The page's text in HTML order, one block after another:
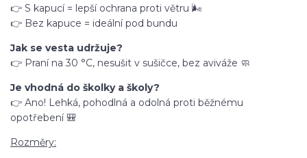
👉 S kapucí = lepší ochrana proti větru 🌬️
👉 Bez kapuce = ideální pod bundu
Jak se vesta udržuje?
👉 Praní na 30 °C, nesušit v sušičce, bez aviváže 🧼
Je vhodná do školky a školy?
👉 Ano! Lehká, pohodlná a odolná proti běžnému
opotřebení 🎒
Rozměry: